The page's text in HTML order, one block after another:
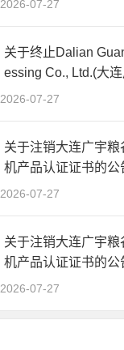
2026-07-27
关于终止Dalian
essing Co., Ltd.(大
公司)JAS有机产品
2026-07-27
关于注销大连广宇
机产品认证证书的公
2026-07-27
关于注销大连广宇
机产品认证证书的公
2026-07-27